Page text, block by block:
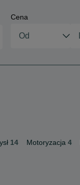
Cena
14 Motoryzacja 4